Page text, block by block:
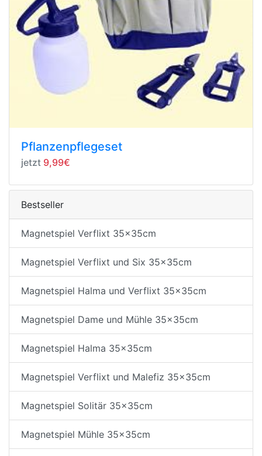
Pflanzenpflegeset
jetzt 9,99€
Bestseller
Magnetspiel Verflixt 35x35cm
Magnetspiel Verflixt und Six 35x35cm
Magnetspiel Halma und Verflixt 35x35cm
Magnetspiel Dame und Mühle 35x35cm
Magnetspiel Halma 35x35cm
Magnetspiel Verflixt und Malefiz 35x35cm
Magnetspiel Solitär 35x35cm
Magnetspiel Mühle 35x35cm